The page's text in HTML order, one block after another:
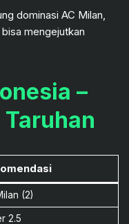
dominasi AC Milan,
mengejutkan
–
(2)
2.5